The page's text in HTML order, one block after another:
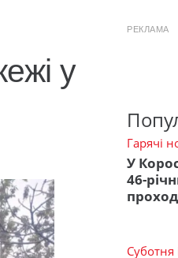
у
РЕКЛАМА
Гарячі
У
46-
Суботня